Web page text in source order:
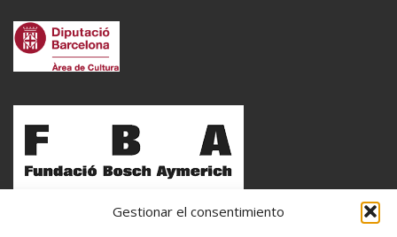
Gestionar el consentimiento